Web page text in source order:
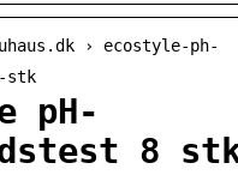
› ecostyle-ph-
stk
pH-
8